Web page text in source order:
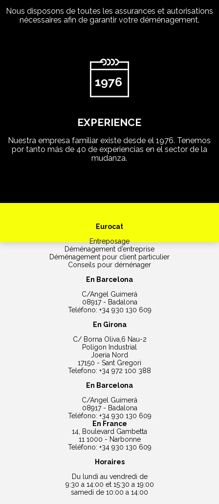
Nous disposons de toutes les assurances et autorisations
nécessaires afin de garantir votre déménagement.
EXPERIENCE
Nuestra empresa familiar existe desde el 1976. Tenemos
por tanto más de 40 de experiencias en el sector de la
mudanza.
Eurocat
Entreposage
Déménagement d’entreprise
Déménagement pour client particulier
Conseils pour déménager
En Barcelona
C/Angel Guimerá
08917 - Badalona
Teléfono: +34 930 130 609
En Girona
C/ Borna Oliva,6 Nau-2
Polígon Industrial
Joeria Nord
17150 - Sant Gregori
Telefono: +34 972 100 388
En Barcelona
C/Angel Guimerá
08917 - Badalona
Teléfono: +34 930 130 609
En France
14, Boulevard Gambetta
11 1000 - Narbonne
Teléfono: +34 930 130 609
Horaires
Du lundi au vendredi de
9:30 a 14:00 et 15:30 a 19:00
samedi de 10:00 a 14:00